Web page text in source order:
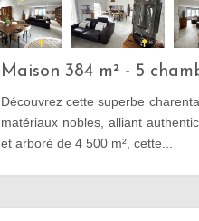
Maison 384 m² - 5
Découvrez cette superbe
matériaux nobles, alliant
et arboré de 4 500 m², cette...